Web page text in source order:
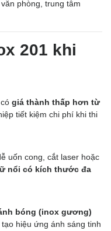
phòng, trung tâm
201 khi
giá thành thấp hơn từ
tiết kiệm chi phí khi thi
uốn cong, cắt laser hoặc
nổi có kích thước đa
bóng (inox gương)
, tạo hiệu ứng ánh sáng tinh